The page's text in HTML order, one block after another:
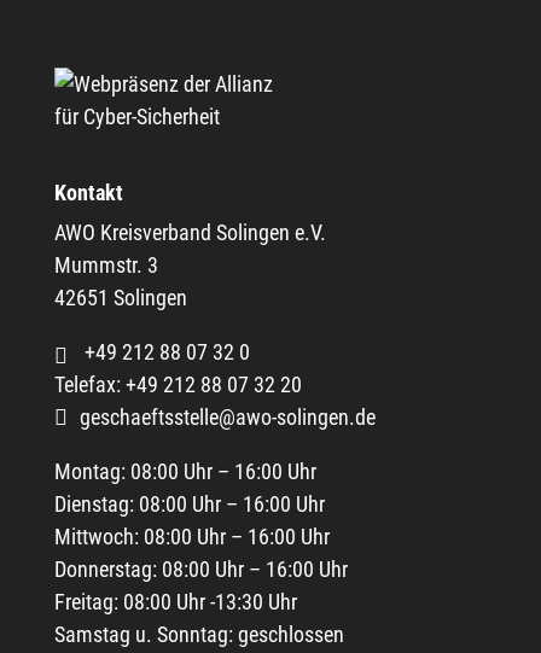
Kontakt
AWO Kreisverband Solingen e.V.
Mummstr. 3
42651 Solingen
+49 212 88 07 32 0
Telefax: +49 212 88 07 32 20
geschaeftsstelle@awo-solingen.de
Montag: 08:00 Uhr – 16:00 Uhr
Dienstag: 08:00 Uhr – 16:00 Uhr
Mittwoch: 08:00 Uhr – 16:00 Uhr
Donnerstag: 08:00 Uhr – 16:00 Uhr
Freitag: 08:00 Uhr -13:30 Uhr
Samstag u. Sonntag: geschlossen